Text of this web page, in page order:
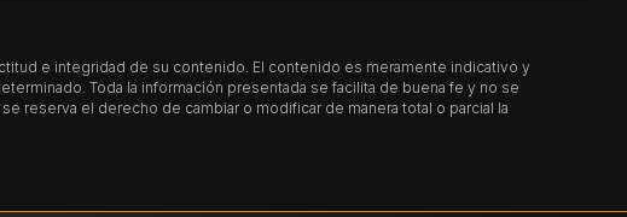
e integridad de su contenido. El contenido es meramente indicativo y
Toda la información presentada se facilita de buena fe y no se
reserva el derecho de cambiar o modificar de manera total o parcial la